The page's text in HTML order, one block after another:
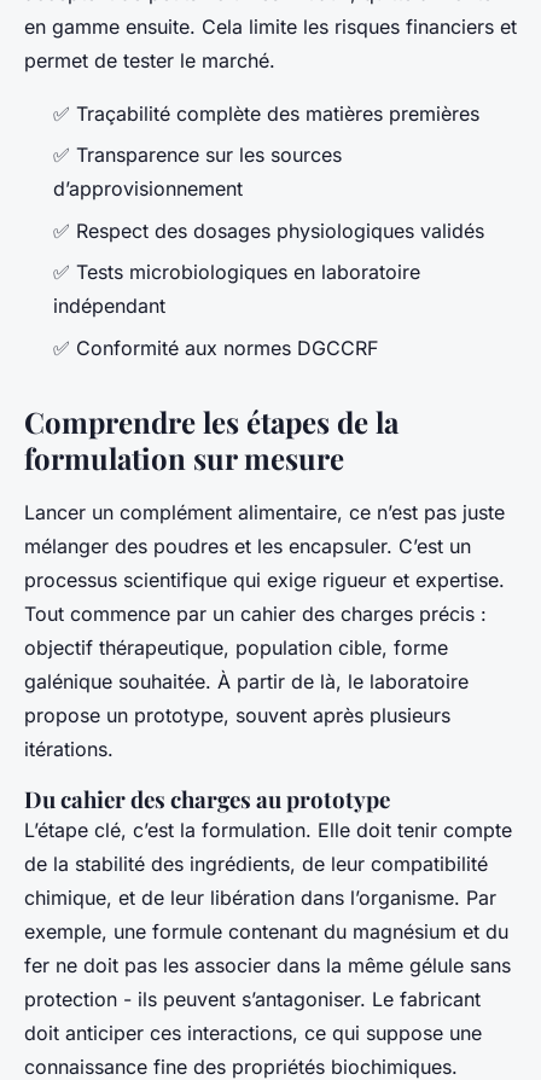
en gamme ensuite. Cela limite les risques financiers et
permet de tester le marché.
✅ Traçabilité complète des matières premières
✅ Transparence sur les sources
d’approvisionnement
✅ Respect des dosages physiologiques validés
✅ Tests microbiologiques en laboratoire
indépendant
✅ Conformité aux normes DGCCRF
Comprendre les étapes de la
formulation sur mesure
Lancer un complément alimentaire, ce n’est pas juste
mélanger des poudres et les encapsuler. C’est un
processus scientifique qui exige rigueur et expertise.
Tout commence par un cahier des charges précis :
objectif thérapeutique, population cible, forme
galénique souhaitée. À partir de là, le laboratoire
propose un prototype, souvent après plusieurs
itérations.
Du cahier des charges au prototype
L’étape clé, c’est la formulation. Elle doit tenir compte
de la stabilité des ingrédients, de leur compatibilité
chimique, et de leur libération dans l’organisme. Par
exemple, une formule contenant du magnésium et du
fer ne doit pas les associer dans la même gélule sans
protection - ils peuvent s’antagoniser. Le fabricant
doit anticiper ces interactions, ce qui suppose une
connaissance fine des propriétés biochimiques.